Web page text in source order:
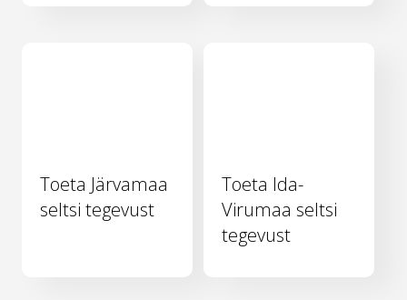
Toeta Järvamaa
seltsi tegevust
Toeta Ida-
Virumaa seltsi
tegevust